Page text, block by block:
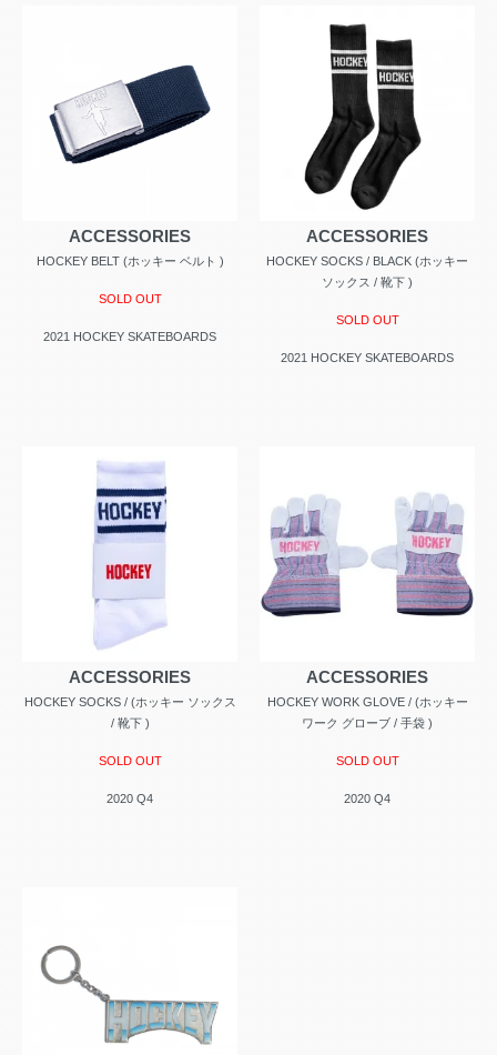
ACCESSORIES
HOCKEY BELT (ホッキー ベルト )
SOLD OUT
2021 HOCKEY SKATEBOARDS
ACCESSORIES
HOCKEY SOCKS / BLACK (ホッキー
ソックス / 靴下 )
SOLD OUT
2021 HOCKEY SKATEBOARDS
ACCESSORIES
HOCKEY SOCKS / (ホッキー ソックス
/ 靴下 )
SOLD OUT
2020 Q4
ACCESSORIES
HOCKEY WORK GLOVE / (ホッキー
ワーク グローブ / 手袋 )
SOLD OUT
2020 Q4